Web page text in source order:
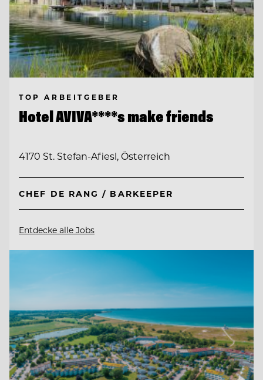
TOP ARBEITGEBER
Hotel AVIVA****s make friends
4170 St. Stefan-Afiesl, Österreich
CHEF DE RANG / BARKEEPER
Entdecke alle Jobs